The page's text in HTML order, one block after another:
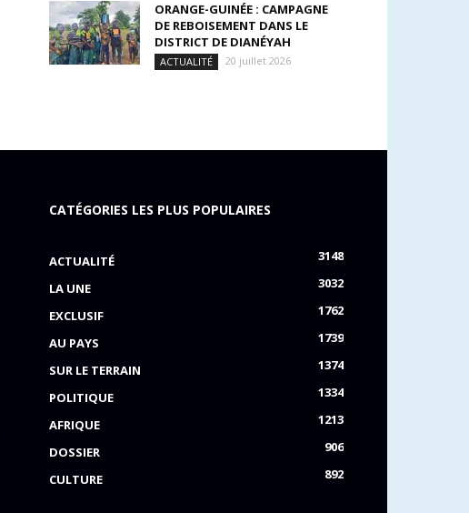
ORANGE-GUINÉE : CAMPAGNE
DE REBOISEMENT DANS LE
DISTRICT DE DIANÉYAH
ACTUALITÉ 20 juillet 2026
CATÉGORIES LES PLUS POPULAIRES
ACTUALITÉ
3148
LA UNE
3032
EXCLUSIF
1762
AU PAYS
1739
SUR LE TERRAIN
1374
POLITIQUE
1334
AFRIQUE
1213
DOSSIER
906
CULTURE
892